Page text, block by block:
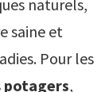
naturels,
saine et
Pour les
potagers,